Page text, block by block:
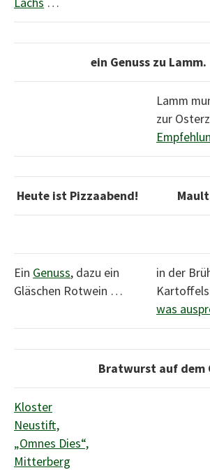
ein Genuss zu Lamm.
Lamm
zur
Heute ist Pizzaabend!
Ein Genuss, dazu ein
Gläschen Rotwein …
in der
was
Bratwurst auf dem
Kloster
Neustift,
„Omnes Dies“,
Mitterberg